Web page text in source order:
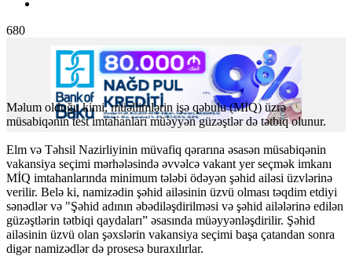
680
Məlum olduğu kimi, müəllimlərin işə qəbulu (MİQ) üzrə
müsabiqənin test imtahanları müəyyən güzəştlər də tətbiq olunur.
Elm və Təhsil Nazirliyinin müvafiq qərarına əsasən müsabiqənin
vakansiya seçimi mərhələsində əvvəlcə vakant yer seçmək imkanı
MİQ imtahanlarında minimum tələbi ödəyən şəhid ailəsi üzvlərinə
verilir. Belə ki, namizədin şəhid ailəsinin üzvü olması təqdim etdiyi
sənədlər və "Şəhid adının əbədiləşdirilməsi və şəhid ailələrinə edilən
güzəştlərin tətbiqi qaydaları” əsasında müəyyənləşdirilir. Şəhid
ailəsinin üzvü olan şəxslərin vakansiya seçimi başa çatandan sonra
digər namizədlər də prosesə buraxılırlar.